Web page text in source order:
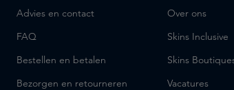
Advies en contact
FAQ
Bestellen en betalen
Bezorgen en retourneren
Over ons
Skins Inclusive
Skins
Vacatures